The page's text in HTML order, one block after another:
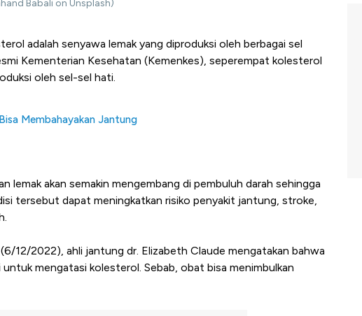
Babali on Unsplash)
adalah senyawa lemak yang diproduksi oleh berbagai sel
Kementerian Kesehatan (Kemenkes), seperempat kolesterol
oleh sel-sel hati.
Membahayakan Jantung
lemak akan semakin mengembang di pembuluh darah sehingga
tersebut dapat meningkatkan risiko penyakit jantung, stroke,
12/2022), ahli jantung dr. Elizabeth Claude mengatakan bahwa
mengatasi kolesterol. Sebab, obat bisa menimbulkan